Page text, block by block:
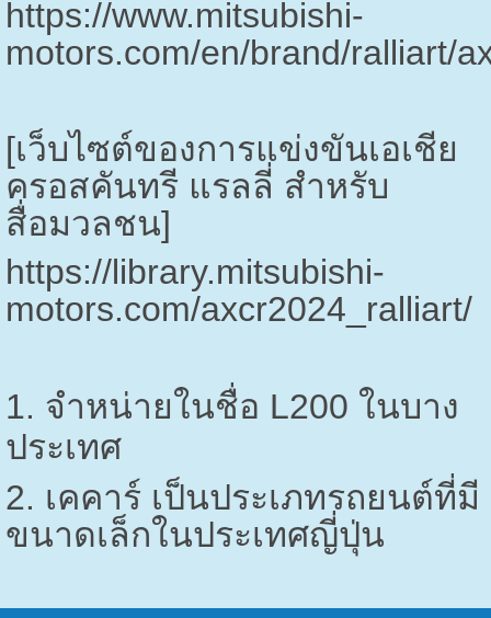
https://www.mitsubishi-
motors.com/en/brand/ralliart/
[เว็บไซต์ของการแข่งขันเอเชีย
ครอสคันทรี แรลลี่ สำหรับ
สื่อมวลชน]
https://library.mitsubishi-
motors.com/axcr2024 _ralliart/
1. จำหน่ายในชื่อ L200 ในบาง
ประเทศ
2. เคคาร์ เป็นประเภทรถยนต์ที่มี
ขนาดเล็กในประเทศญี่ปุ่น